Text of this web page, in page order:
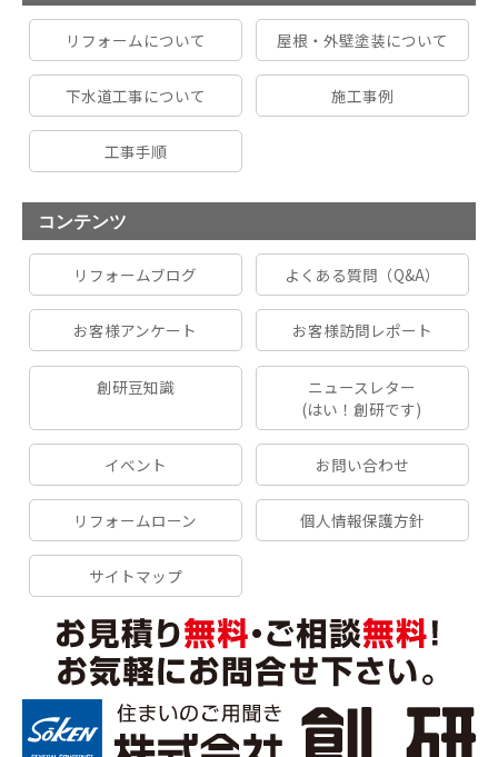
リフォームについて 屋根・外壁塗装について
下水道工事について 施工事例
工事手順
コンテンツ
リフォームブログ よくある質問（Q&A）
お客様アンケート お客様訪問レポート
創研豆知識
ニュースレター
(はい！創研です)
イベント お問い合わせ
リフォームローン 個人情報保護方針
サイトマップ